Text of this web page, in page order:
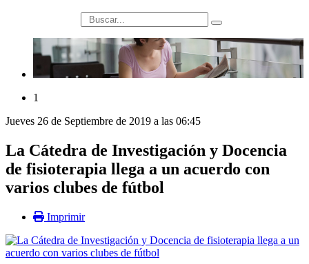
búsqueda
1
Jueves 26 de Septiembre de 2019 a las 06:45
La Cátedra de Investigación y Docencia
de fisioterapia llega a un acuerdo con
varios clubes de fútbol
Imprimir